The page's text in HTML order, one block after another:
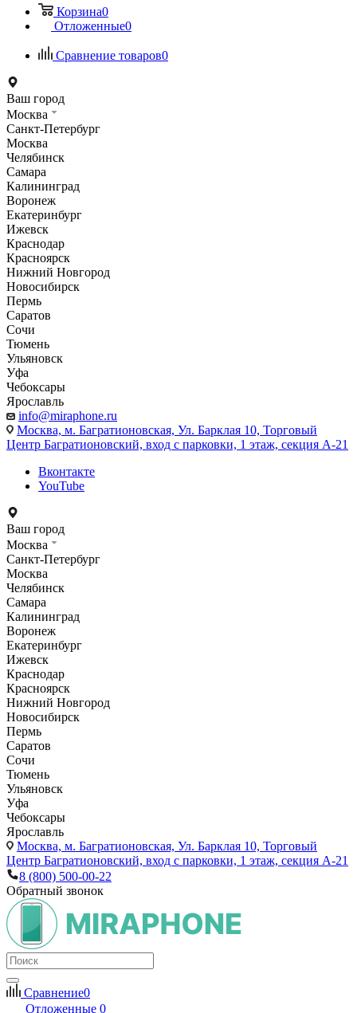
Корзина0
Отложенные0
Сравнение товаров0
Ваш город
Москва
Санкт-Петербург
Москва
Челябинск
Самара
Калининград
Воронеж
Екатеринбург
Ижевск
Краснодар
Красноярск
Нижний Новгород
Новосибирск
Пермь
Саратов
Сочи
Тюмень
Ульяновск
Уфа
Чебоксары
Ярославль
info@miraphone.ru
Москва, м. Багратионовская, Ул. Барклая 10, Торговый
Центр Багратионовский, вход с парковки, 1 этаж, секция А-21
Вконтакте
YouTube
Ваш город
Москва
Санкт-Петербург
Москва
Челябинск
Самара
Калининград
Воронеж
Екатеринбург
Ижевск
Краснодар
Красноярск
Нижний Новгород
Новосибирск
Пермь
Саратов
Сочи
Тюмень
Ульяновск
Уфа
Чебоксары
Ярославль
Москва, м. Багратионовская, Ул. Барклая 10, Торговый
Центр Багратионовский, вход с парковки, 1 этаж, секция А-21
8 (800) 500-00-22
Обратный звонок
Сравнение0
Отложенные 0